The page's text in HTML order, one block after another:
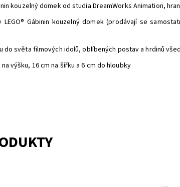
kouzelný domek od studia DreamWorks Animation,
Gábinin kouzelný domek (prodávají se
světa filmových idolů, oblíbených postav a hrdinů
výšku, 16 cm na šířku a 6 cm do hloubky